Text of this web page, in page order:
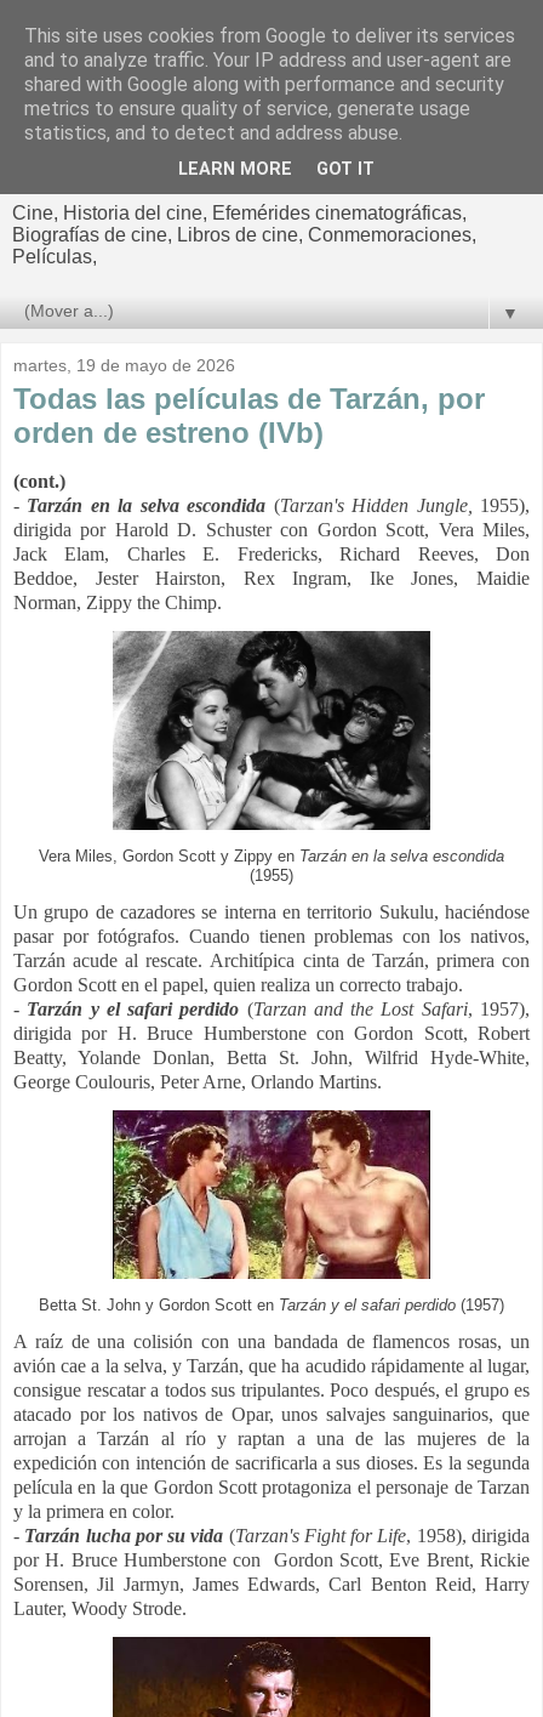
El cultural
cinematográfico de Jorge
Cine, Historia del cine, Efemérides cinematográficas,
Biografías de cine, Libros de cine, Conmemoraciones,
Películas,
▼
martes, 19 de mayo de 2026
Todas las películas de Tarzán, por
orden de estreno (IVb)
(cont.)
- Tarzán en la selva escondida (Tarzan's Hidden Jungle,
1955),
dirigida por Harold D. Schuster con Gordon Scott, Vera Miles,
Jack Elam, Charles E. Fredericks, Richard Reeves, Don
Beddoe, Jester Hairston, Rex Ingram, Ike Jones,Maidie
Norman, Zippy the Chimp.
Vera Miles, Gordon Scott y Zippy en Tarzán en la selva escondida
(1955)
Un grupo de cazadores se interna en territorio Sukulu, haciéndose
pasar por fotógrafos. Cuando tienen problemas con los nativos,
Tarzán acude al rescate. Architípica cinta de Tarzán, primera con
Gordon Scott en el papel, quien realiza un correcto trabajo.
- Tarzán y el safari perdido (Tarzan and the Lost Safari, 1957),
dirigida por H. Bruce Humberstone conGordon Scott, Robert
Beatty, Yolande Donlan, Betta St. John, Wilfrid Hyde-White,
George Coulouris, Peter Arne, Orlando Martins.
Betta St. John y Gordon Scott en Tarzán y el safari perdido (1957)
A raíz de una colisión con una bandada de flamencos rosas, un
avión cae a la selva, y Tarzán, que ha acudido rápidamente al lugar,
consigue rescatar a todos sus tripulantes. Poco después, el grupo es
atacado por los nativos de Opar, unos salvajes sanguinarios, que
arrojan a Tarzán al río y raptan a una de las mujeres de la
expedición con intención de sacrificarla a sus dioses. Es la segunda
película en la que Gordon Scott protagoniza el personaje de Tarzan
y la primera en color.
- Tarzán lucha por su vida (Tarzan's Fight for Life, 1958), dirigida
por H. Bruce Humberstone con
Gordon Scott, Eve Brent, Rickie
Sorensen, Jil Jarmyn, James Edwards, Carl Benton Reid, Harry
Lauter, Woody Strode.
This site uses cookies from Google to deliver its services
and to analyze traffic. Your IP address and user-agent are
shared with Google along with performance and security
metrics to ensure quality of service, generate usage
statistics, and to detect and address abuse.
LEARN MORE GOT IT